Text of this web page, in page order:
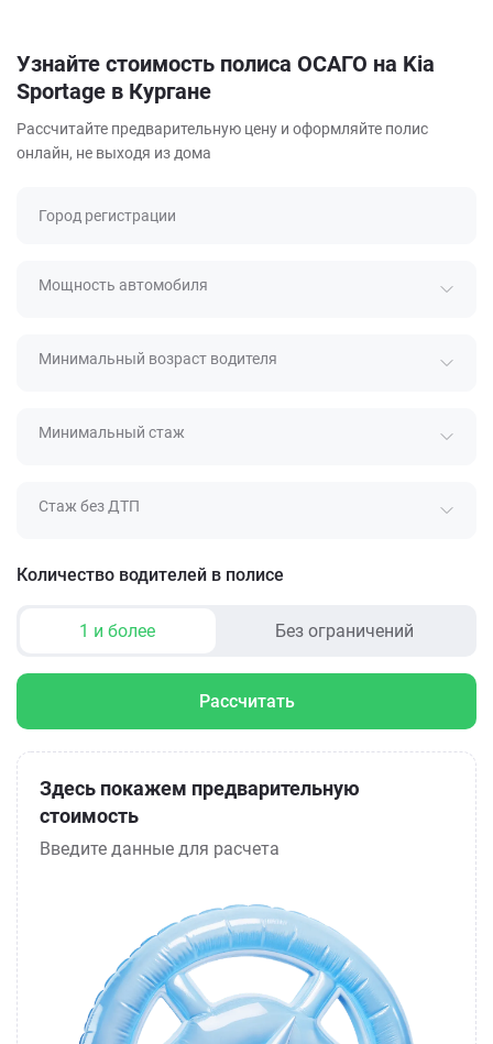
Узнайте стоимость полиса ОСАГО на Kia
Sportage в Кургане
Рассчитайте предварительную цену и оформляйте полис
онлайн, не выходя из дома
Город регистрации
Мощность автомобиля
Минимальный возраст водителя
Минимальный стаж
Стаж без ДТП
Количество водителей в полисе
1 и более Без ограничений
Рассчитать
Здесь покажем предварительную
стоимость
Введите данные для расчета